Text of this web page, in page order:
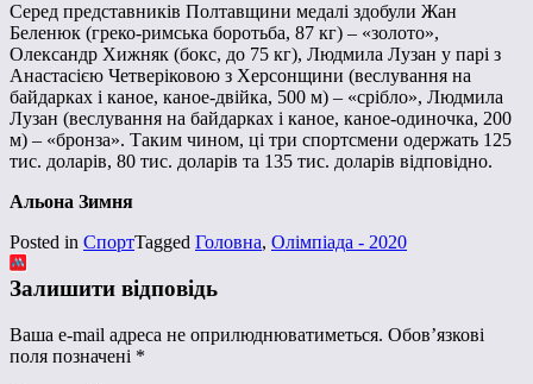
Серед представників Полтавщини медалі здобули Жан
Беленюк (греко-римська боротьба, 87 кг) – «золото»,
Олександр Хижняк (бокс, до 75 кг), Людмила Лузан у парі з
Анастасією Четверіковою з Херсонщини (веслування на
байдарках і каное, каное-двійка, 500 м) – «срібло», Людмила
Лузан (веслування на байдарках і каное, каное-одиночка, 200
м) – «бронза». Таким чином, ці три спортсмени одержать 125
тис. доларів, 80 тис. доларів та 135 тис. доларів відповідно.
Альона Зимня
Posted in СпортTagged Головна, Олімпіада - 2020
Залишити відповідь
Ваша e-mail адреса не оприлюднюватиметься. Обов’язкові
поля позначені *